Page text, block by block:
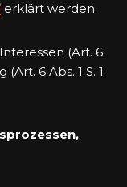
erklärt werden.
(Art. 6
(Art. 6 Abs. 1 S. 1